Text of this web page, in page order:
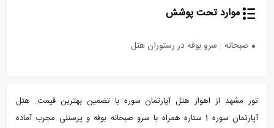
موارد تحت پوشش
صبحانه : سرو بوفه در رستوران هتل
تور مشهد از اهواز هتل آپارتمان سوره با تضمین بهترین قیمت. هتل
آپارتمان سوره 1 ستاره همراه با سرو صبحانه بوفه و پرسنلی مجرب آماده